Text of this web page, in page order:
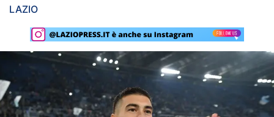
Lazio Women
Rassegna Lazio
Social
Calcio
LAZIO